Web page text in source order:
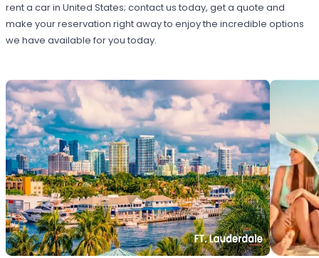
rent a car in United States; contact us today, get a quote and
make your reservation right away to enjoy the incredible options
we have available for you today.